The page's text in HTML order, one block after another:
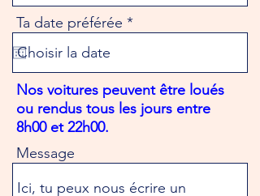
Ta date préférée *r
e
r
e
Nos voitures peuvent être loués
ou rendus tous les jours entre
8h00 et 22h00.
Message